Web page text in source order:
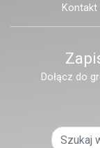
Kontakt
Dołącz do